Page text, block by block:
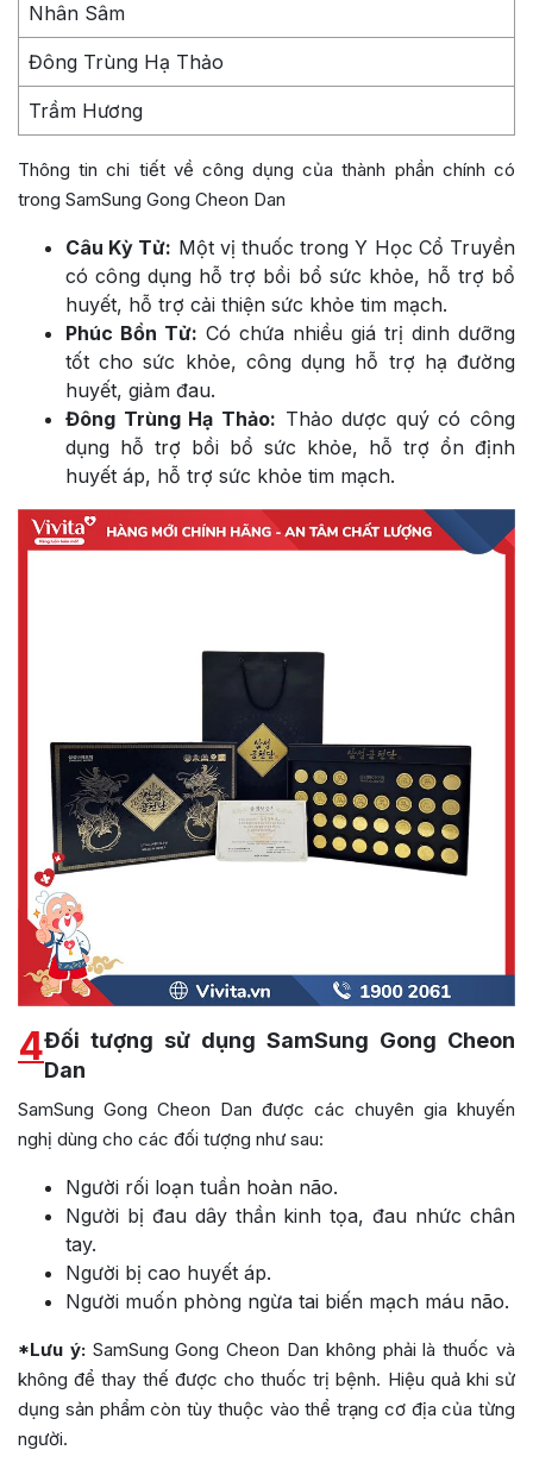
Nhân Sâm
Đông Trùng Hạ Thảo
Trầm Hương
Thông tin chi tiết về công dụng của thành phần chính có
trong SamSung Gong Cheon Dan
Câu Kỳ Tử: Một vị thuốc trong Y Học Cổ Truyền
có công dụng hỗ trợ bồi bổ sức khỏe, hỗ trợ bổ
huyết, hỗ trợ cải thiện sức khỏe tim mạch.
Phúc Bồn Tử: Có chứa nhiều giá trị dinh dưỡng
tốt cho sức khỏe, công dụng hỗ trợ hạ đường
huyết, giảm đau.
Đông Trùng Hạ Thảo: Thảo dược quý có công
dụng hỗ trợ bồi bổ sức khỏe, hỗ trợ ổn định
huyết áp, hỗ trợ sức khỏe tim mạch.
4Đối tượng sử dụng SamSung Gong Cheon
Dan
SamSung Gong Cheon Dan được các chuyên gia khuyến
nghị dùng cho các đối tượng như sau:
Người rối loạn tuần hoàn não.
Người bị đau dây thần kinh tọa, đau nhức chân
tay.
Người bị cao huyết áp.
Người muốn phòng ngừa tai biến mạch máu não.
*Lưu ý:SamSung Gong Cheon Dan không phải là thuốc và
không để thay thế được cho thuốc trị bệnh. Hiệu quả khi sử
dụng sản phẩm còn tùy thuộc vào thể trạng cơ địa của từng
người.